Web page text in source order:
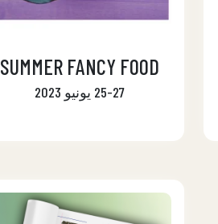
SUMMER FANCY FOOD
25-27 يونيو 2023